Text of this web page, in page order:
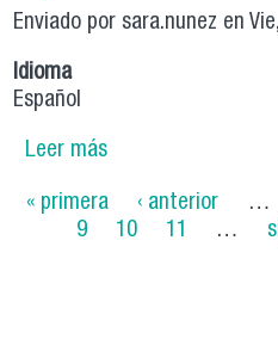
Enviado porsara.nunez en
Idioma
Español
Leer mássobre Generación
Páginas
« primera ‹ anterior …
9
10 11 …